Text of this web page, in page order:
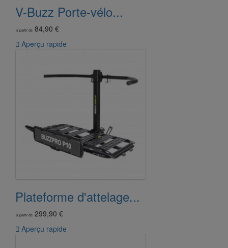
V-Buzz Porte-vélo...
à partir de 84,90 €
 Aperçu rapide
Plateforme d'attelage...
à partir de 299,90 €
 Aperçu rapide